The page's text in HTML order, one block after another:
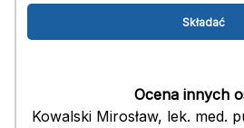
Ocena innych
Kowalski Mirosław, lek. med.